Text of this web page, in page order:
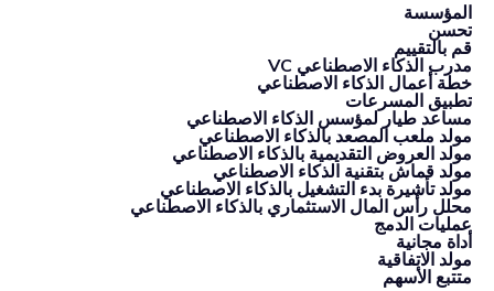
المؤسسة
تحسن
قم بالتقييم
مدرب الذكاء الاصطناعي VC
خطة أعمال الذكاء الاصطناعي
تطبيق المسرعات
مساعد طيار لمؤسس الذكاء الاصطناعي
مولد ملعب المصعد بالذكاء الاصطناعي
مولد العروض التقديمية بالذكاء الاصطناعي
مولد قماش بتقنية الذكاء الاصطناعي
مولد تأشيرة بدء التشغيل بالذكاء الاصطناعي
محلل رأس المال الاستثماري بالذكاء الاصطناعي
عمليات الدمج
أداة مجانية
مولد الاتفاقية
متتبع الأسهم